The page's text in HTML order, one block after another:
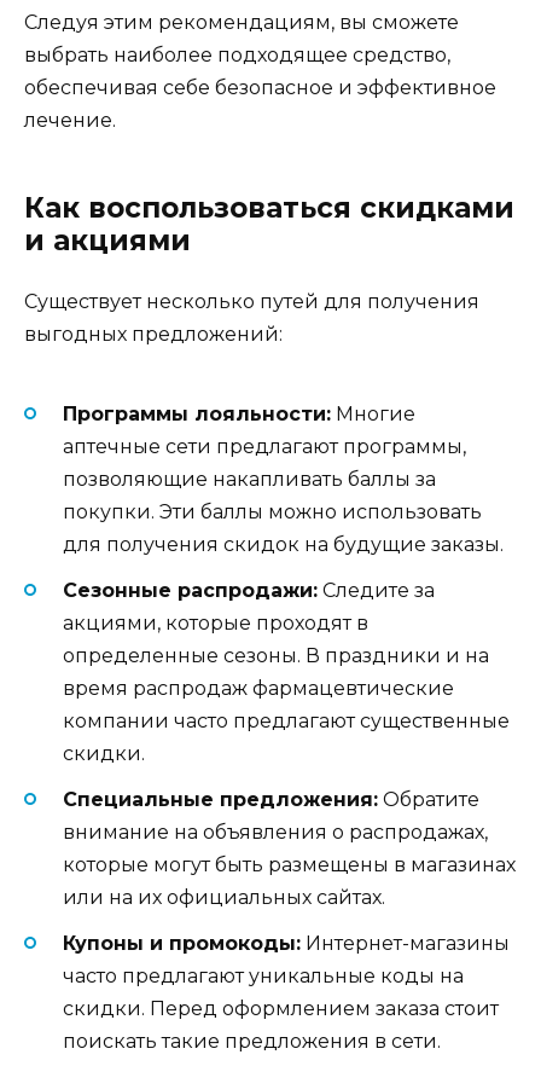
Следуя этим рекомендациям, вы сможете
выбрать наиболее подходящее средство,
обеспечивая себе безопасное и эффективное
лечение.
Как воспользоваться скидками
и акциями
Существует несколько путей для получения
выгодных предложений:
Программы лояльности: Многие
аптечные сети предлагают программы,
позволяющие накапливать баллы за
покупки. Эти баллы можно использовать
для получения скидок на будущие заказы.
Сезонные распродажи: Следите за
акциями, которые проходят в
определенные сезоны. В праздники и на
время распродаж фармацевтические
компании часто предлагают существенные
скидки.
Специальные предложения: Обратите
внимание на объявления о распродажах,
которые могут быть размещены в магазинах
или на их официальных сайтах.
Купоны и промокоды: Интернет-магазины
часто предлагают уникальные коды на
скидки. Перед оформлением заказа стоит
поискать такие предложения в сети.